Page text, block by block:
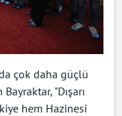
çok daha güçlü
"Dışarı
hem Hazinesi